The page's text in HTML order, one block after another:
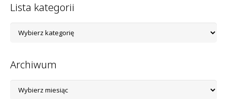
Lista kategorii
kategorii
Archiwum